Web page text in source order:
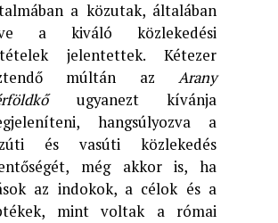
a közutak, általában
a kiváló közlekedési
jelentettek. Kétezer
múltán az Arany
ugyanezt kívánja
hangsúlyozva a
és vasúti közlekedés
még akkor is, ha
az indokok, a célok és a
mint voltak a római